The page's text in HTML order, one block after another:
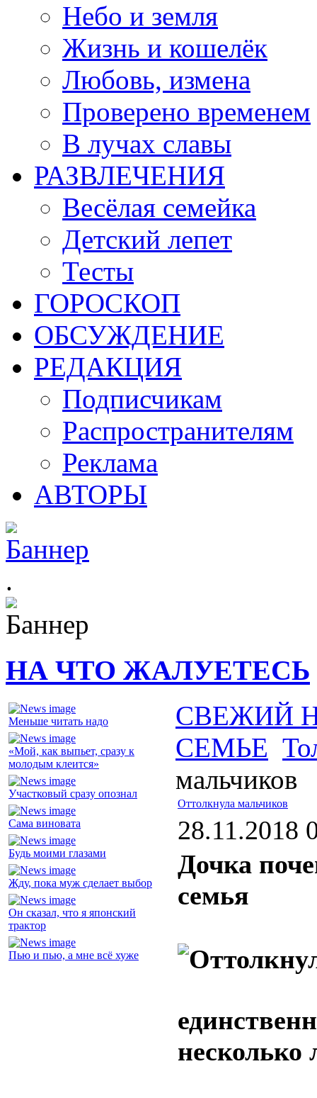
Небо и земля
Жизнь и кошелёк
Любовь, измена
Проверено временем
В лучах славы
РАЗВЛЕЧЕНИЯ
Весёлая семейка
Детский лепет
Тесты
ГОРОСКОП
ОБСУЖДЕНИЕ
РЕДАКЦИЯ
Подписчикам
Распространителям
Реклама
АВТОРЫ
.
НА ЧТО ЖАЛУЕТЕСЬ
Меньше читать надо
«Мой, как выпьет, сразу к
молодым клеится»
Участковый сразу опознал
Сама виновата
Будь моими глазами
Жду, пока муж сделает выбор
Он сказал, что я японский
трактор
Пью и пью, а мне всё хуже
СВЕЖИЙ
СЕМЬЕ
мальчиков
Оттолкнула мальчиков
28.11.2018
Дочка
семья
несколько